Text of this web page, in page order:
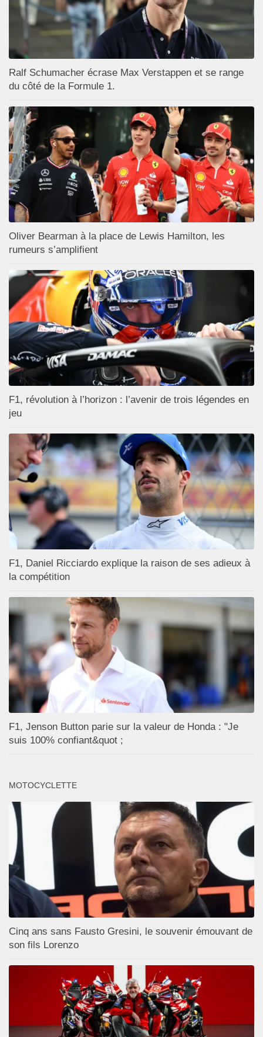
Ralf Schumacher écrase Max Verstappen et se range
du côté de la Formule 1.
Oliver Bearman à la place de Lewis Hamilton, les
rumeurs s’amplifient
F1, révolution à l’horizon : l’avenir de trois légendes en
jeu
F1, Daniel Ricciardo explique la raison de ses adieux à
la compétition
F1, Jenson Button parie sur la valeur de Honda : "Je
suis 100% confiant&quot ;
MOTOCYCLETTE
Cinq ans sans Fausto Gresini, le souvenir émouvant de
son fils Lorenzo